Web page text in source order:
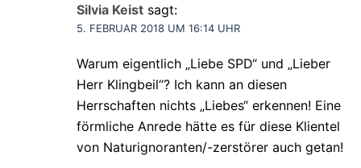
Silvia Keist sagt:
5. FEBRUAR 2018 UM 16:14 UHR
Warum eigentlich „Liebe SPD“ und „Lieber
Herr Klingbeil“? Ich kann an diesen
Herrschaften nichts „Liebes“ erkennen! Eine
förmliche Anrede hätte es für diese Klientel
von Naturignoranten/-zerstörer auch getan!